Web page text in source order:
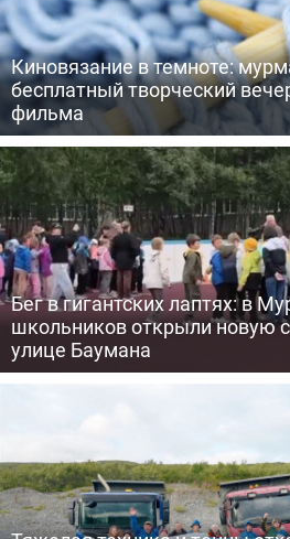
Киновязание в темноте:
бесплатный творческий
фильма
Бег в гигантских лаптях: в
школьников открыли новую
улице Баумана